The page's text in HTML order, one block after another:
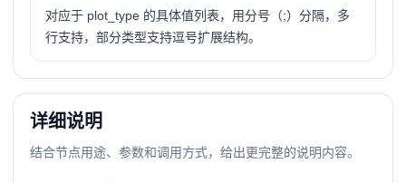
对应于 plot_type 的具体值列表，用分号（;）分隔，多
行支持，部分类型支持逗号扩展结构。
详细说明
结合节点用途、参数和调用方式，给出更完整的说明内容。